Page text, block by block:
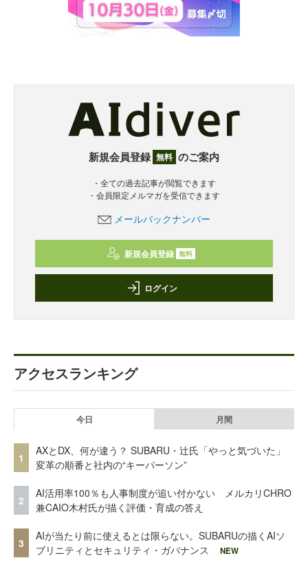
新規会員登録 無料 のご案内
・全ての過去記事が閲覧できます
・会員限定メルマガを受信できます
メールバックナンバー
新規会員登録 無料
ログイン
アクセスランキング
今日 月間
1
AXとDX、何が違う？ SUBARU・辻氏「やっと気づいた」
変革の順番と社内の“キーパーソン”
2
AI活用率100％も人事制度が追い付かない メルカリCHRO
兼CAIO木村氏が描く評価・育成の答え
3
AIが当たり前に使えるとは限らない。SUBARUの描くAIソ
ブリニティとセキュリティ・ガバナンス
NEW